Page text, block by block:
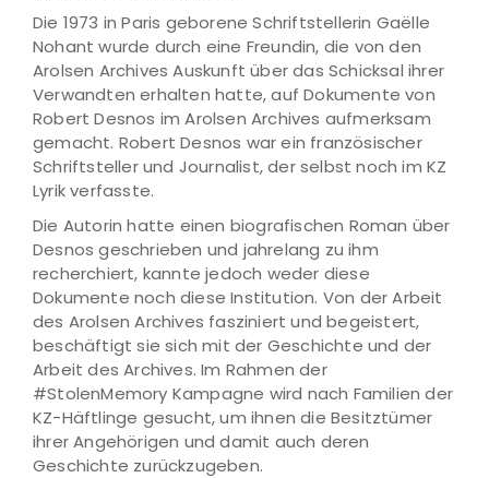
Die 1973 in Paris geborene Schriftstellerin Gaëlle
Nohant wurde durch eine Freundin, die von den
Arolsen Archives Auskunft über das Schicksal ihrer
Verwandten erhalten hatte, auf Dokumente von
Robert Desnos im Arolsen Archives aufmerksam
gemacht. Robert Desnos war ein französischer
Schriftsteller und Journalist, der selbst noch im KZ
Lyrik verfasste.
Die Autorin hatte einen biografischen Roman über
Desnos geschrieben und jahrelang zu ihm
recherchiert, kannte jedoch weder diese
Dokumente noch diese Institution. Von der Arbeit
des Arolsen Archives fasziniert und begeistert,
beschäftigt sie sich mit der Geschichte und der
Arbeit des Archives. Im Rahmen der
#StolenMemory Kampagne wird nach Familien der
KZ-Häftlinge gesucht, um ihnen die Besitztümer
ihrer Angehörigen und damit auch deren
Geschichte zurückzugeben.